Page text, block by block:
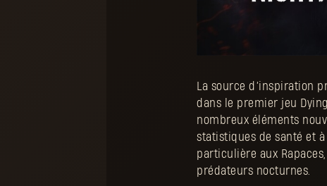
La source d’inspiration
dans le premier jeu
nombreux éléments
statistiques de santé et
particulière aux
prédateurs nocturnes.